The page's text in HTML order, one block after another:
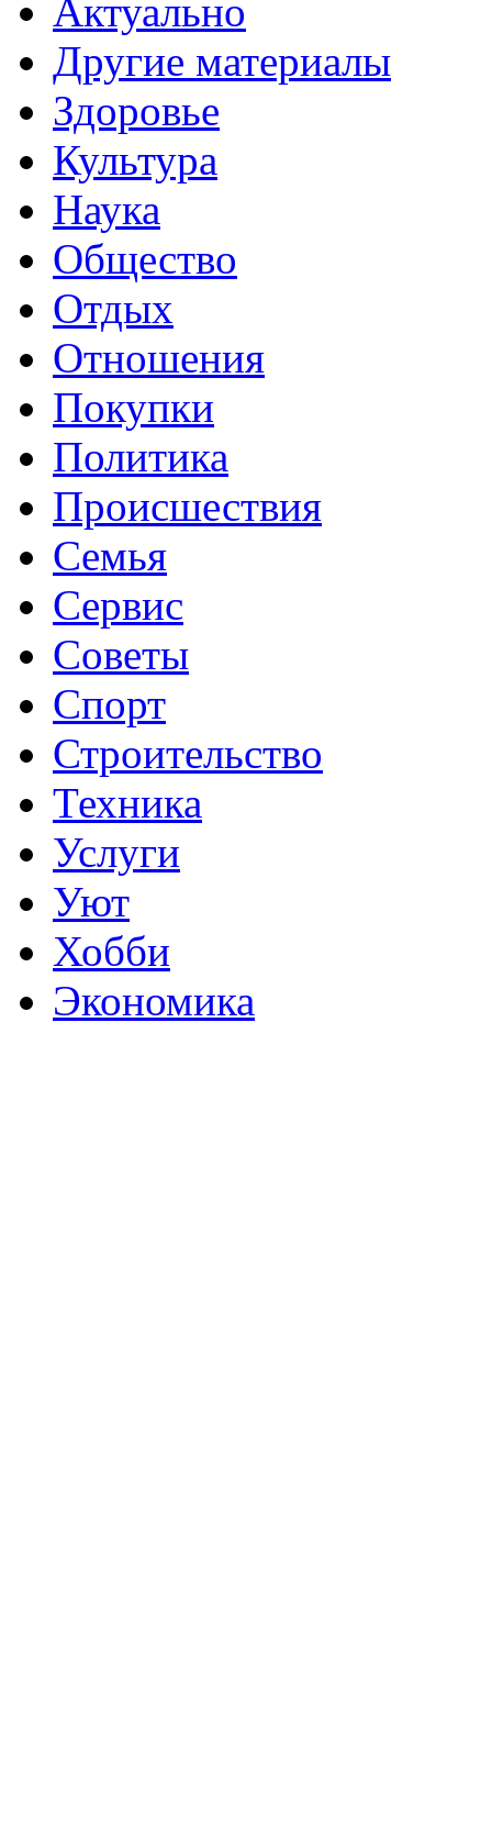
Актуально
Другие материалы
Здоровье
Культура
Наука
Общество
Отдых
Отношения
Покупки
Политика
Происшествия
Семья
Сервис
Советы
Спорт
Строительство
Техника
Услуги
Уют
Хобби
Экономика